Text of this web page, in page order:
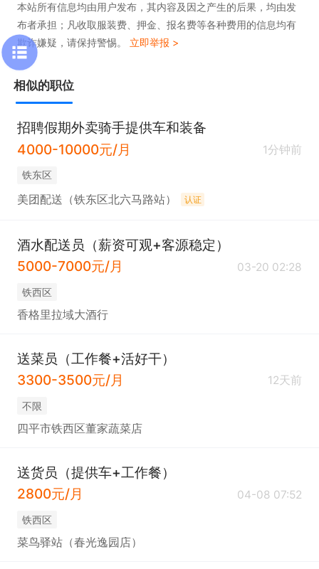
本站所有信息均由用户发布，其内容及因之产生的后果，均由发
布者承担；凡收取服装费、押金、报名费等各种费用的信息均有
欺诈嫌疑，请保持警惕。 立即举报 >
相似的职位
招聘假期外卖骑手提供车和装备
4000-10000元/月
1分钟前
铁东区
美团配送（铁东区北六马路站） 认证
酒水配送员（薪资可观+客源稳定）
5000-7000元/月
03-20 02:28
铁西区
香格里拉域大酒行
送菜员（工作餐+活好干）
3300-3500元/月
12天前
不限
四平市铁西区董家蔬菜店
送货员（提供车+工作餐）
2800元/月
04-08 07:52
铁西区
菜鸟驿站（春光逸园店）